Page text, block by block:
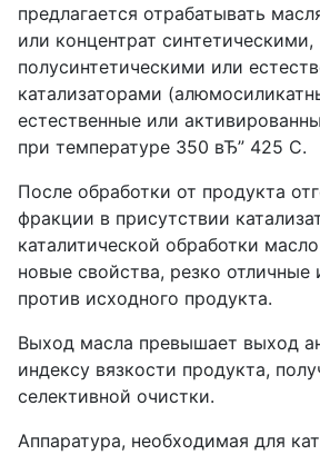
предлагается отрабатывать
или концентрат синтетическими,
полусинтетическими или
катализаторами
естественные или
при температуре 350 вЂ” 425 С.
После обработки от продукта
фракции в присутствии
каталитической обработки
новые свойства, резко отличные
против исходного продукта.
Выход масла превышает выход
индексу вязкости продукта,
селективной очистки.
Аппаратура, необходимая для